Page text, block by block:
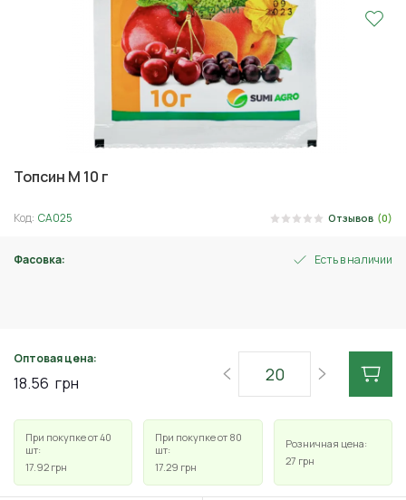
Топсин М 10 г
Код: СА025 Отзывов (0)
Фасовка: Есть в наличии
Оптовая цена:
18.56 грн
При покупке от 40
шт:
17.92 грн
При покупке от 80
шт:
17.29 грн
Розничная цена:
27 грн